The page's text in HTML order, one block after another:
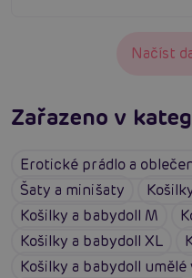
Načíst
Zařazeno v
Erotické prádlo a
Šaty a minišaty
Košilky a babydoll M
Košilky a babydoll XL
Košilky a babydoll umělé